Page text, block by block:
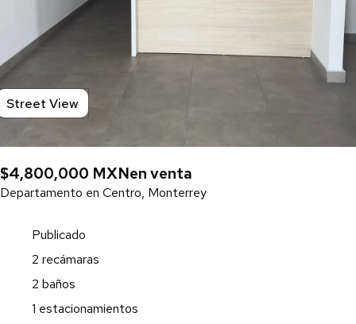
Street View
$4,800,000 MXNen venta
Departamento en Centro, Monterrey
Publicado
2 recámaras
2 baños
1 estacionamientos